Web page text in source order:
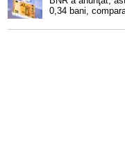
0,34 bani,